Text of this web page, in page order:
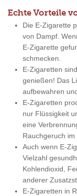
Echte Vorteile
Die E-Zigarette
von Dampf.
E-Zigarette
schmecken.
E-Zigaretten
genießen! Das
aufbewahren
E-Zigaretten
nur Flüssigkeit
eine
Rauchgeruch
Auch wenn E-
Vielzahl
Kohlendioxid,
anderer
E-Zigaretten in